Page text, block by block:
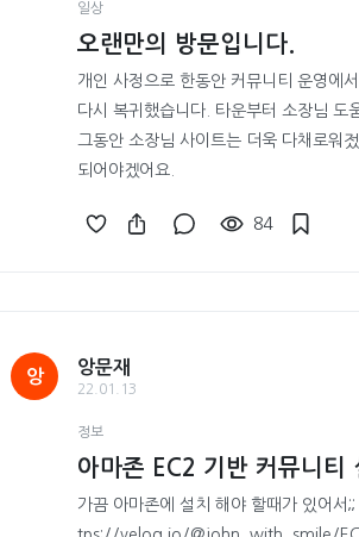
일상
오랜만의 방문입니다.
개인 사정으로 한동안 커뮤니티 운영에
다시 복귀했습니다. 타운부터 소장님 도
그동안 소장님 사이트는 더욱 다채로워
되어야겠어요.
84
앙
앙문재
22.01.13
정보
아마존 EC2 기반 커뮤니티
가끔 아마존에 설치 해야 할때가 있어서